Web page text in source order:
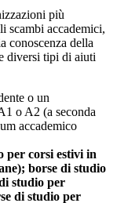
più
scambi accademici,
conoscenza della
diversi tipi di aiuti
o un
o A2 (a seconda
accademico
per corsi estivi in
borse di studio
studio per
di studio per